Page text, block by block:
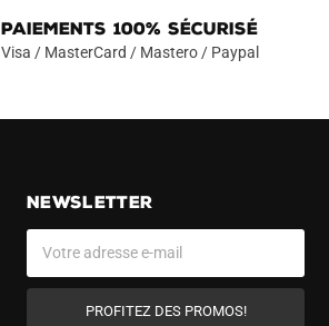
Paiements 100% Sécurisé
Visa / MasterCard / Mastero / Paypal
NEWSLETTER
PROFITEZ DES PROMOS!